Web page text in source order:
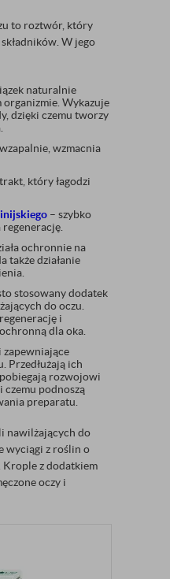
to roztwór, który
W jego
naturalnie
Wykazuje
dzięki czemu tworzy
wzmacnia
który łagodzi
– szybko
ochronnie na
także działanie
stosowany dodatek
do oczu.
i
dla oka.
zapewniające
Przedłużają ich
rozwojowi
podnoszą
preparatu.
nawilżających do
wyciągi z roślin o
Krople z dodatkiem
oczy i